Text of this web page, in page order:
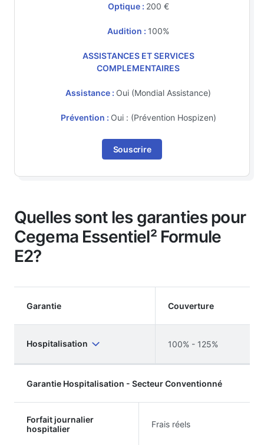
Optique : 200 €
Audition : 100%
ASSISTANCES ET SERVICES
COMPLEMENTAIRES
Assistance : Oui (Mondial Assistance)
Prévention : Oui : (Prévention Hospizen)
Souscrire
Quelles sont les garanties pour
Cegema Essentiel² Formule
E2?
Garantie Couverture
Hospitalisation 100% - 125%
Garantie Hospitalisation - Secteur Conventionné
Forfait journalier
hospitalier
Frais réels